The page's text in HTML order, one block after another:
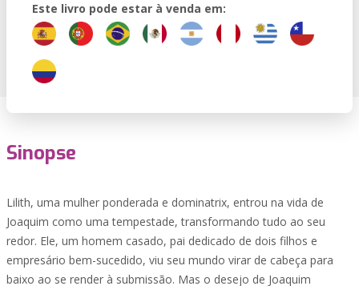
Este livro pode estar à venda em:
Sinopse
Lilith, uma mulher ponderada e dominatrix, entrou na vida de
Joaquim como uma tempestade, transformando tudo ao seu
redor. Ele, um homem casado, pai dedicado de dois filhos e
empresário bem-sucedido, viu seu mundo virar de cabeça para
baixo ao se render à submissão. Mas o desejo de Joaquim